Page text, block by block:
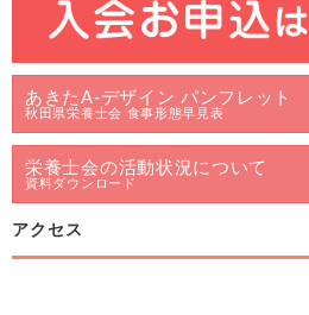
あきたA-デザイン パンフレット
秋田県栄養士会 食事形態早見表
栄養士会の活動状況について
資料ダウンロード
アクセス